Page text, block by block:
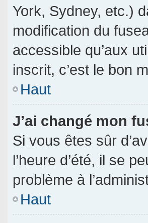
York, Sydney, etc.)
modification du
accessible qu’aux
inscrit, c’est le bon
Haut
J’ai changé mon
Si vous êtes sûr
l’heure d’été, il se
problème à
Haut